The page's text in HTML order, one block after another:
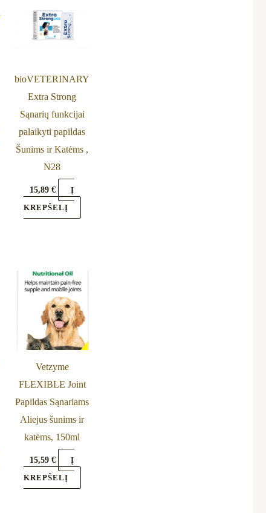
bioVETERINARY
Extra Strong
Sąnarių funkcijai
palaikyti papildas
Šunims ir Katėms ,
N28
15,89€
Į
KREPŠELĮ
Vetzyme
FLEXIBLE Joint
Papildas Sąnariams
Aliejus šunims ir
katėms, 150ml
15,59€
Į
KREPŠELĮ